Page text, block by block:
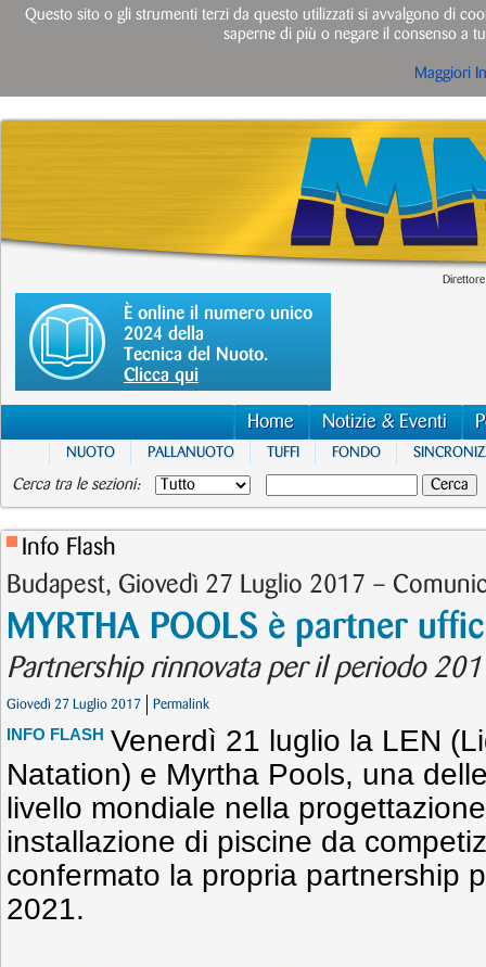
È online il numero unico
2024 della
Tecnica del Nuoto.
Clicca qui
Home Notizie & Eventi
NUOTO PALLANUOTO TUFFI FONDO
Cerca tra le sezioni:
Info Flash
Budapest, Giovedì 27 Luglio 2017 –
MYRTHA POOLS è partner
Partnership rinnovata per il periodo
Giovedì 27 Luglio 2017 Permalink
INFO FLASH Venerdì 21 luglio la LEN
Natation) e Myrtha Pools, una
livello mondiale nella
installazione di piscine da
confermato la propria partnership
2021.
Questo sito o gli strumenti terzi da questo utilizzati si avvalgono di
saperne di più o negare il consenso a
Maggiori